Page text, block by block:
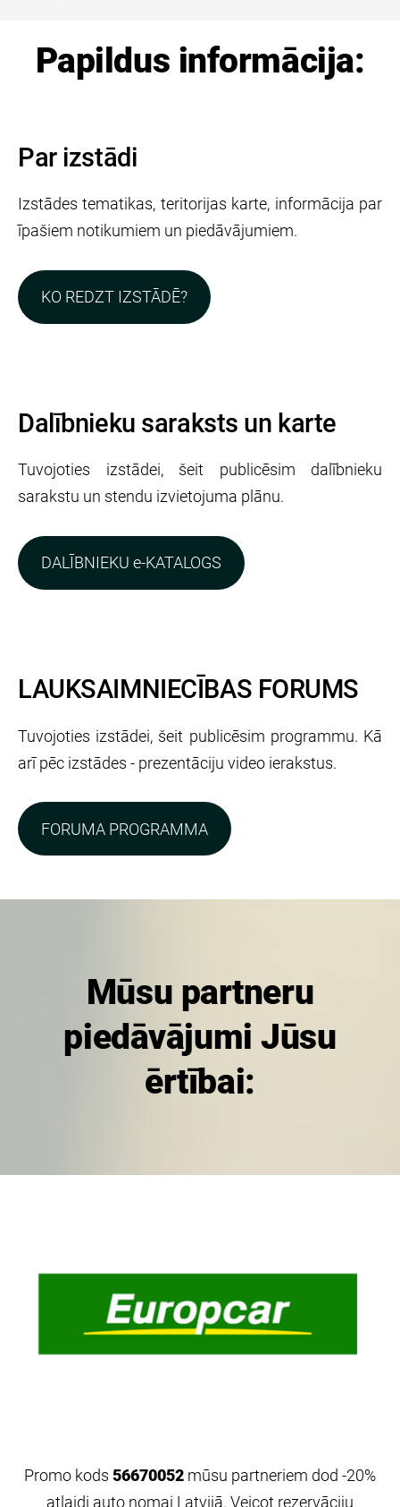
Papildus informācija:
Par izstādi
Izstādes tematikas, teritorijas karte, informācija par
īpašiem notikumiem un piedāvājumiem.
KO REDZT IZSTĀDĒ?
Dalībnieku saraksts un karte
Tuvojoties izstādei, šeit publicēsim dalībnieku
sarakstu un stendu izvietojuma plānu.
DALĪBNIEKU e-KATALOGS
LAUKSAIMNIECĪBAS FORUMS
Tuvojoties izstādei, šeit publicēsim programmu. Kā
arī pēc izstādes - prezentāciju video ierakstus.
FORUMA PROGRAMMA
Mūsu partneru
piedāvājumi Jūsu
ērtībai:
Promo kods 56670052 mūsu partneriem dod -20%
atlaidi auto nomai Latvijā. Veicot rezervāciju